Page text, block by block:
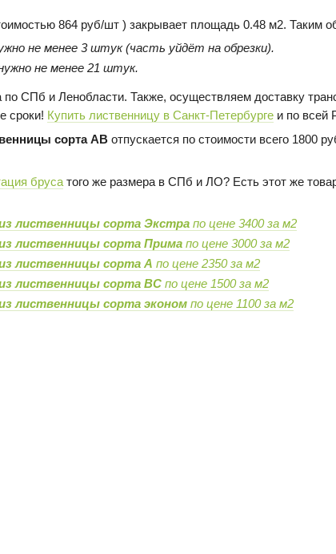
864 руб/шт ) закрывает площадь 0.48 м2. Таким
не менее 3 штук (часть уйдёт на обрезки).
не менее 21 штук.
по СПб и Ленобласти. Также, осуществляем доставку
сроки! Купить лиственницу в Санкт-Петербургеи по всей
сорта ABотпускается по стоимости всего 1800
брусатого же размера в СПб и ЛО? Есть этот же
лиственницы сорта Экстра по цене 3400 за м2
лиственницы сорта Прима по цене 3000 за м2
лиственницы сорта Апо цене 2350 за м2
лиственницы сорта BC по цене 1500 за м2
лиственницы сорта экономпо цене 1100 за м2